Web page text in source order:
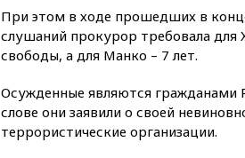
При этом в ходе прошедших в
слушаний прокурор требовала для
свободы, а для Манко – 7 лет.
Осужденные являются гражданами
слове они заявили о своей
террористические организации.